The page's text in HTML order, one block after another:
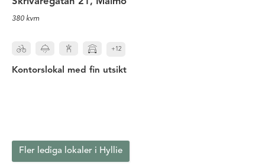
380 kvm
+12
Kontorslokal med fin utsikt
Fler lediga lokaler i Hyllie